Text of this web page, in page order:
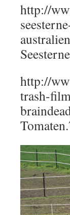
http://
http://
trash-